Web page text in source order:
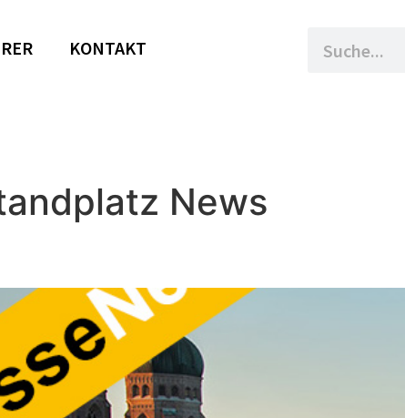
KONTAKT
News